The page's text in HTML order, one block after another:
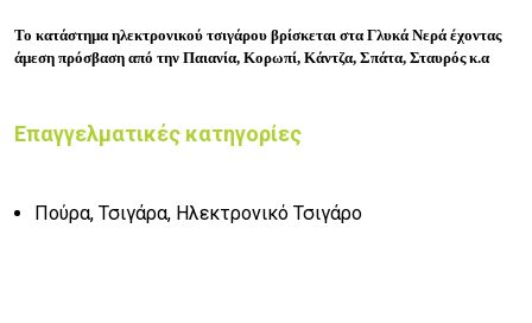
Το κατάστημα ηλεκτρονικού τσιγάρου βρίσκεται στα Γλυκά Νερά έχοντας
άμεση πρόσβαση από την Παιανία, Κορωπί, Κάντζα, Σπάτα, Σταυρός κ.α
Επαγγελματικές κατηγορίες
Πούρα, Τσιγάρα, Ηλεκτρονικό Τσιγάρο